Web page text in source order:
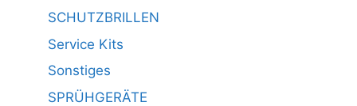
SCHUTZBRILLEN
Service Kits
Sonstiges
SPRÜHGERÄTE